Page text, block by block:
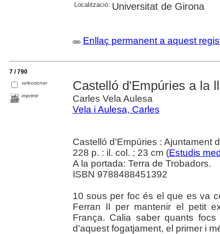
Localització: Universitat de Girona
Enllaç permanent a aquest
7 / 790
seleccionar
imprimir
Castelló d'Empúries a la
Carles Vela Aulesa
Vela i Aulesa, Carles
Castelló d'Empúries : Ajuntament
228 p. : il. col. ; 23 cm (Estudis
A la portada: Terra de Trobadors.
ISBN 9788488451392
10 sous per foc és el que es va
Ferran II per mantenir el petit
França. Calia saber quants
d'aquest fogatjament, el primer i